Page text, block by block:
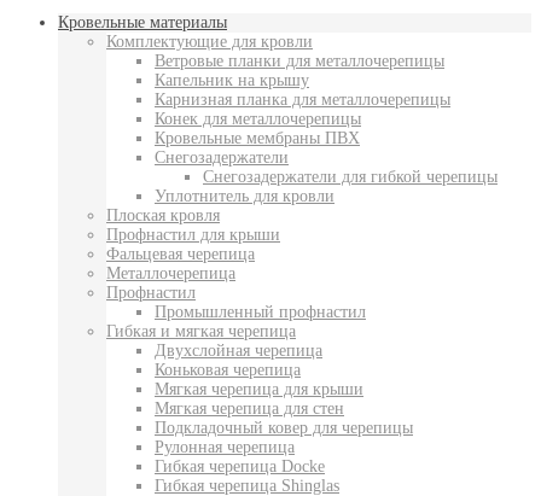
Кровельные материалы
Комплектующие для кровли
Ветровые планки для металлочерепицы
Капельник на крышу
Карнизная планка для металлочерепицы
Конек для металлочерепицы
Кровельные мембраны ПВХ
Снегозадержатели
Снегозадержатели для гибкой черепицы
Уплотнитель для кровли
Плоская кровля
Профнастил для крыши
Фальцевая черепица
Металлочерепица
Профнастил
Промышленный профнастил
Гибкая и мягкая черепица
Двухслойная черепица
Коньковая черепица
Мягкая черепица для крыши
Мягкая черепица для стен
Подкладочный ковер для черепицы
Рулонная черепица
Гибкая черепица Docke
Гибкая черепица Shinglas